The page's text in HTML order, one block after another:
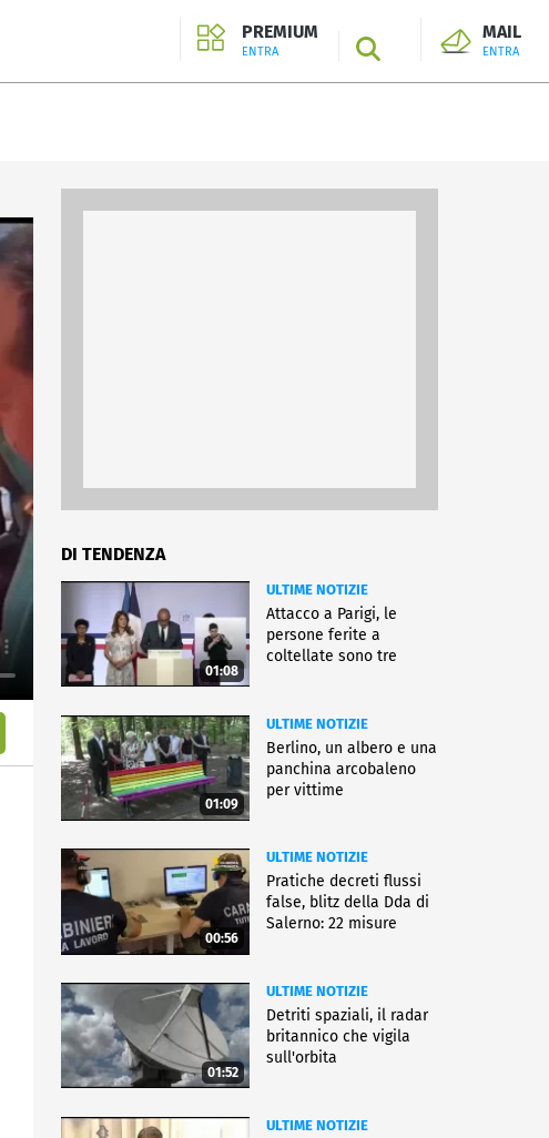
PREMIUM
ENTRA SEARCH
MAIL
ENTRA
DI TENDENZA
01:08
ULTIME NOTIZIE
Attacco a Parigi, le
persone ferite a
coltellate sono tre
01:09
ULTIME NOTIZIE
Berlino, un albero e una
panchina arcobaleno
per vittime
00:56
ULTIME NOTIZIE
Pratiche decreti flussi
false, blitz della Dda di
Salerno: 22 misure
01:52
ULTIME NOTIZIE
Detriti spaziali, il radar
britannico che vigila
sull'orbita
ULTIME NOTIZIE